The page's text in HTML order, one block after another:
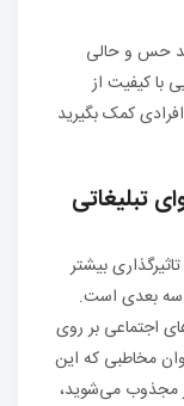
حس و حالی
با کیفیت از
کمک بگیرید
بیشتر
سه بعدی است.
اجتماعی بر روی
مخاطبی که این
مجذوب می‌شوید،